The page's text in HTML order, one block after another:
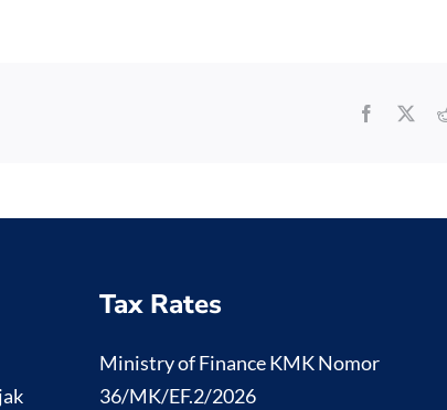
Facebook
Tax Rates
Ministry of Finance KMK Nomor
36/MK/EF.2/2026